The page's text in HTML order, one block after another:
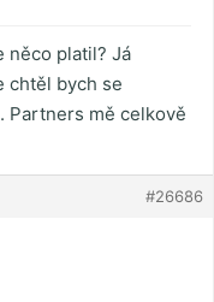
něco platil? Já
chtěl bych se
Partners mě celkově
#26686